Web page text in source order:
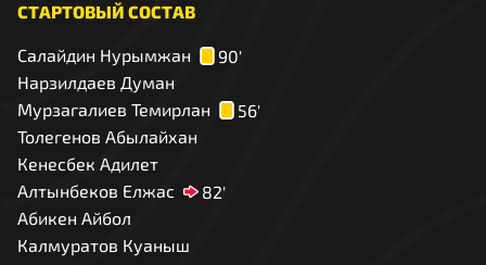
СТАРТОВЫЙ СОСТАВ
Салайдин Нурымжан
90'
Нарзилдаев Думан
Мурзагалиев Темирлан
56'
Толегенов Абылайхан
Кенесбек Адилет
Алтынбеков Елжас
82'
Абикен Айбол
Калмуратов Куаныш